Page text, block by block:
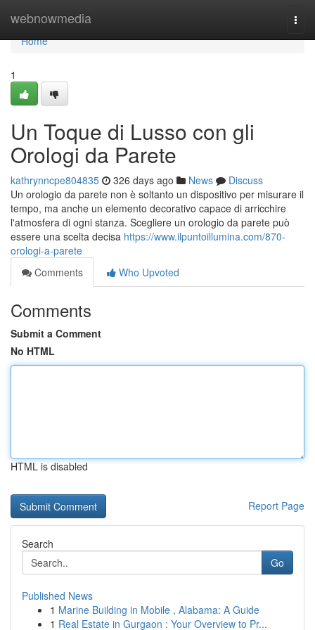
webnowmedia
Home
Home
1
Un Toque di Lusso con gli
Orologi da Parete
kathrynncpe804835 326 days ago News
Discuss
Un orologio da parete non è soltanto un dispositivo per misurare il
tempo, ma anche un elemento decorativo capace di arricchire
l'atmosfera di ogni stanza. Scegliere un orologio da parete può
essere una scelta decisa https://www.ilpuntoillumina.com/870-
orologi-a-parete
Comments
Who Upvoted
Comments
Submit a Comment
No HTML
HTML is disabled
Report Page
Search
Go
Published News
1 Marine Building in Mobile , Alabama: A Guide
1 Real Estate in Gurgaon : Your Overview to Pr...